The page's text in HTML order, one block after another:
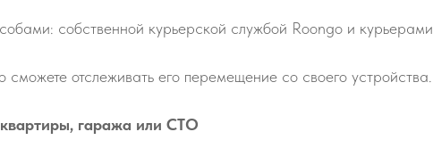
собственной курьерской службой Roongo и курьерами
сможете отслеживать его перемещение со своего устройства.
гаража или СТО